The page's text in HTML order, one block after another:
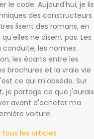
le code. Aujourd'hui, je lis
des constructeurs
lisent des romans, en
ne disent pas. Les
conduite, les normes
les écarts entre les
brochures et la vraie vie
ce qui m'obsède. Sur
je partage ce que j'aurais
avant d'acheter ma
voiture.
tous les articles